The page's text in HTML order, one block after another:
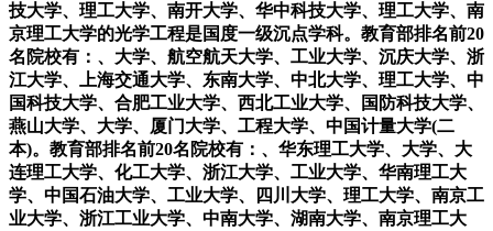
技大学、理工大学、南开大学、华中科技大学、理工大学、南
京理工大学的光学工程是国度一级沉点学科。教育部排名前20
名院校有：、大学、航空航天大学、工业大学、沉庆大学、浙
江大学、上海交通大学、东南大学、中北大学、理工大学、中
国科技大学、合肥工业大学、西北工业大学、国防科技大学、
燕山大学、大学、厦门大学、工程大学、中国计量大学(二
本)。教育部排名前20名院校有：、华东理工大学、大学、大
连理工大学、化工大学、浙江大学、工业大学、华南理工大
学、中国石油大学、工业大学、四川大学、理工大学、南京工
业大学、浙江工业大学、中南大学、湖南大学、南京理工大